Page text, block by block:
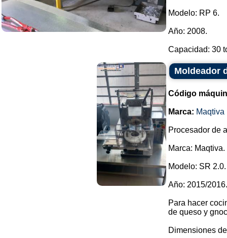
Modelo: RP 6.
Año: 2008.
Capacidad: 30
Moldeador
Código
Marca: Maqtiva
Procesador de
Marca: Maqtiva.
Modelo: SR 2.0.
Año: 2015/2016.
Para hacer
de queso y
Dimensiones